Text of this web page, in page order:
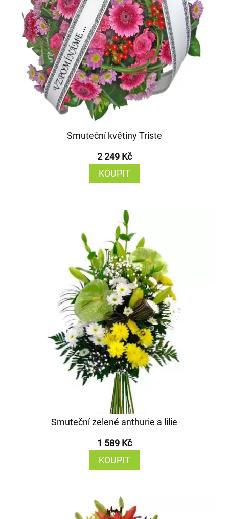
Smuteční květiny Triste
2 249 Kč
KOUPIT
Smuteční zelené anthurie a lilie
1 589 Kč
KOUPIT